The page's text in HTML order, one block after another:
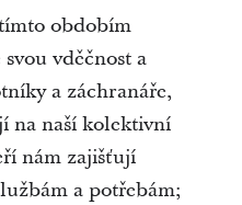
obdobím
vděčnost a
a záchranáře,
na naší kolektivní
nám zajišťují
a potřebám;